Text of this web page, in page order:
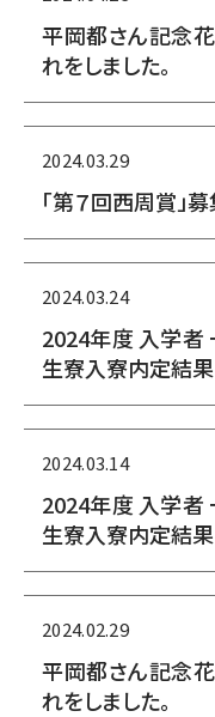
平岡都さん記念
れをしました。
2024.03.29
「第７回西周賞」
2024.03.24
2024年度 入学者
生寮入寮内定結
2024.03.14
2024年度 入学者
生寮入寮内定結
2024.02.29
平岡都さん記念
れをしました。